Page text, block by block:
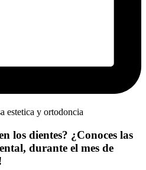
los dientes? ¿Conoces las
durante el mes de